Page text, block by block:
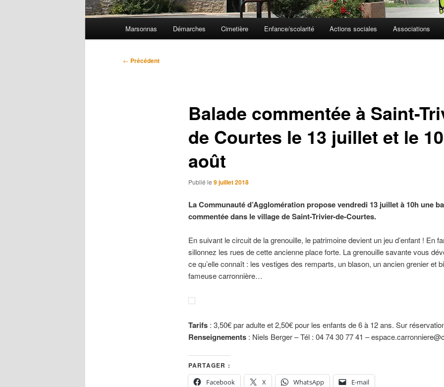
Marsonnas Démarches Cimetière Enfance/scolarité Actions sociales Associations
Navigation
← Précédent
Balade commentée à Saint-
de Courtes le 13 juillet et le 10
août
Publié le 9 juillet 2018
La Communauté d’Agglomération propose vendredi 13 juillet à 10h une
commentée dans le village de Saint-Trivier-de-Courtes.
En suivant le circuit de la grenouille, le patrimoine devient un jeu d’enfant ! En
sillonnez les rues de cette ancienne place forte. La grenouille savante vous
ce qu’elle connaît : les vestiges des remparts, un blason, un ancien grenier et
fameuse carronnière…
Tarifs: 3,50€ par adulte et 2,50€ pour les enfants de 6 à 12 ans. Sur
Renseignements: Niels Berger – Tél : 04 74 30 77 41 –
PARTAGER :
Facebook
X WhatsApp E-mail